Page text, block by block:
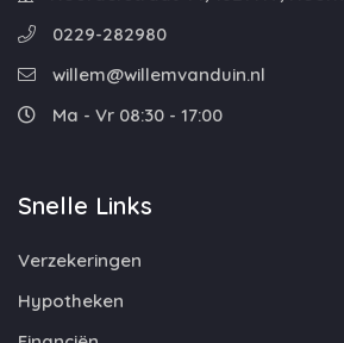
0229-282980
willem@willemvanduin.nl
Ma - Vr 08:30 - 17:00
Snelle Links
Verzekeringen
Hypotheken